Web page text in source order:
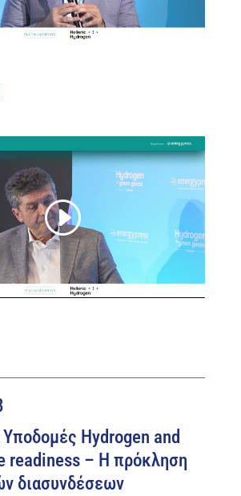
Hydrogen and
readiness – Η πρόκληση
διασυνδέσεων